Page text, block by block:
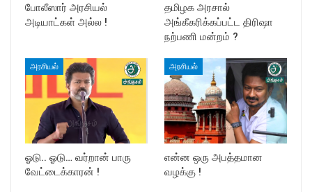
போலீஸார் அரசியல்
அடியாட்கள் அல்ல !
தமிழக அரசால்
அங்கீகரிக்கப்பட்ட திரிஷா
நற்பணி மன்றம் ?
அரசியல்
ஓடு.. ஓடு… வர்றான் பாரு
வேட்டைக்காரன் !
அரசியல்
என்ன ஒரு அபத்தமான
வழக்கு !